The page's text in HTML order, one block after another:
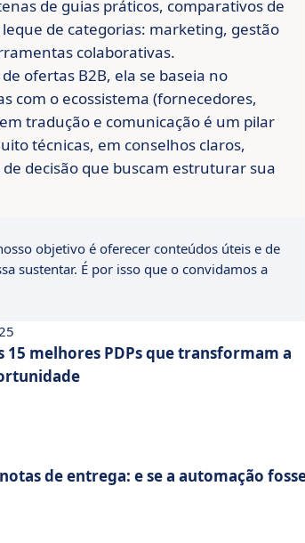
de guias práticos, comparativos de
de categorias: marketing, gestão
colaborativas.
ofertas B2B, ela se baseia no
com o ecossistema (fornecedores,
tradução e comunicação é um pilar
técnicas, em conselhos claros,
decisão que buscam estruturar sua
objetivo é oferecer conteúdos úteis e de
sustentar. É por isso que o convidamos a
melhores PDPs que transformam a
de entrega: e se a automação